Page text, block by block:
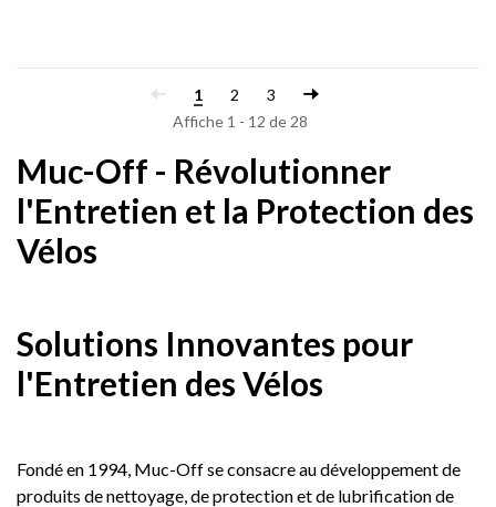
1 2
3
Affiche 1 - 12 de 28
Muc-Off - Révolutionner
l'Entretien et la Protection des
Vélos
Solutions Innovantes pour
l'Entretien des Vélos
Fondé en 1994, Muc-Off se consacre au développement de
produits de nettoyage, de protection et de lubrification de